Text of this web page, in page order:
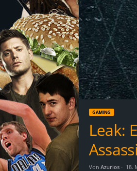
h
o
.
d
e
i
GAMING
Leak:
Von Azurios- 18.